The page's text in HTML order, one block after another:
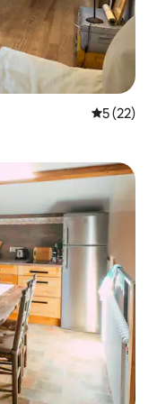
Prosječna
5 (22)